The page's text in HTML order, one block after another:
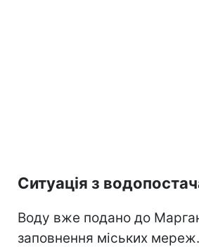
Ситуація з
Воду вже подано до
заповнення міських